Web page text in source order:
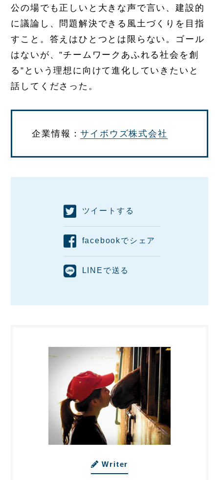
公の場でも正しいと大きな声で言い、建設的
に議論し、問題解決できる風土づくりを目指
すこと。答えはひとつとは限らない。ゴール
はないが、”チームワークあふれる社会を創
る”という理想に向けて進化していきたいと
話してくださった。
企業情報：サイボウズ株式会社
ツイートする
facebookでシェア
LINEで送る
Writer